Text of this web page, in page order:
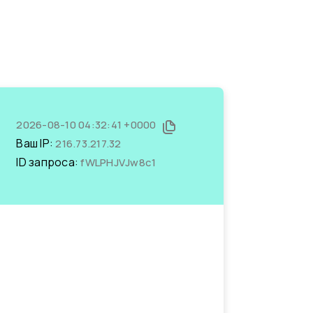
2026-08-10 04:32:41 +0000
Ваш IP:216.73.217.32
ID запроса:fWLPHJVJw8c1